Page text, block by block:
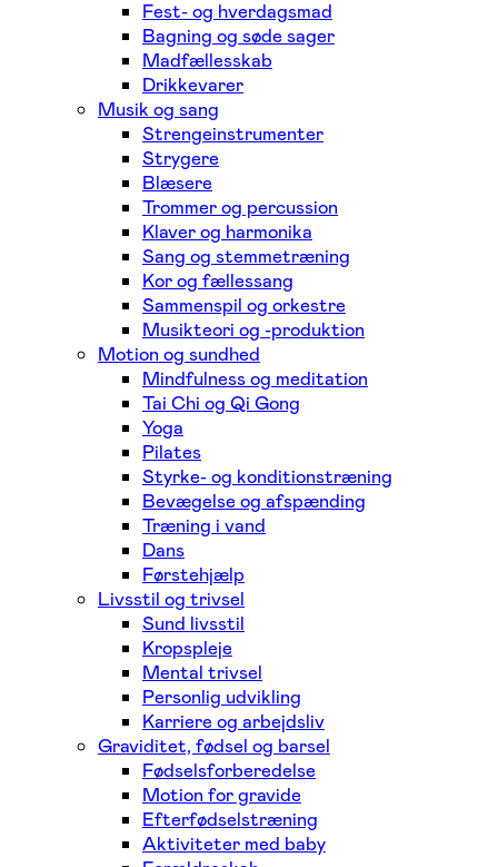
Fest- og hverdagsmad
Bagning og søde sager
Madfællesskab
Drikkevarer
Musik og sang
Strengeinstrumenter
Strygere
Blæsere
Trommer og percussion
Klaver og harmonika
Sang og stemmetræning
Kor og fællessang
Sammenspil og orkestre
Musikteori og -produktion
Motion og sundhed
Mindfulness og meditation
Tai Chi og Qi Gong
Yoga
Pilates
Styrke- og konditionstræning
Bevægelse og afspænding
Træning i vand
Dans
Førstehjælp
Livsstil og trivsel
Sund livsstil
Kropspleje
Mental trivsel
Personlig udvikling
Karriere og arbejdsliv
Graviditet, fødsel og barsel
Fødselsforberedelse
Motion for gravide
Efterfødselstræning
Aktiviteter med baby